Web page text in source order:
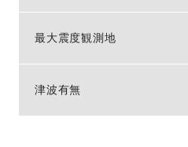
最大震度観測地
津波有無